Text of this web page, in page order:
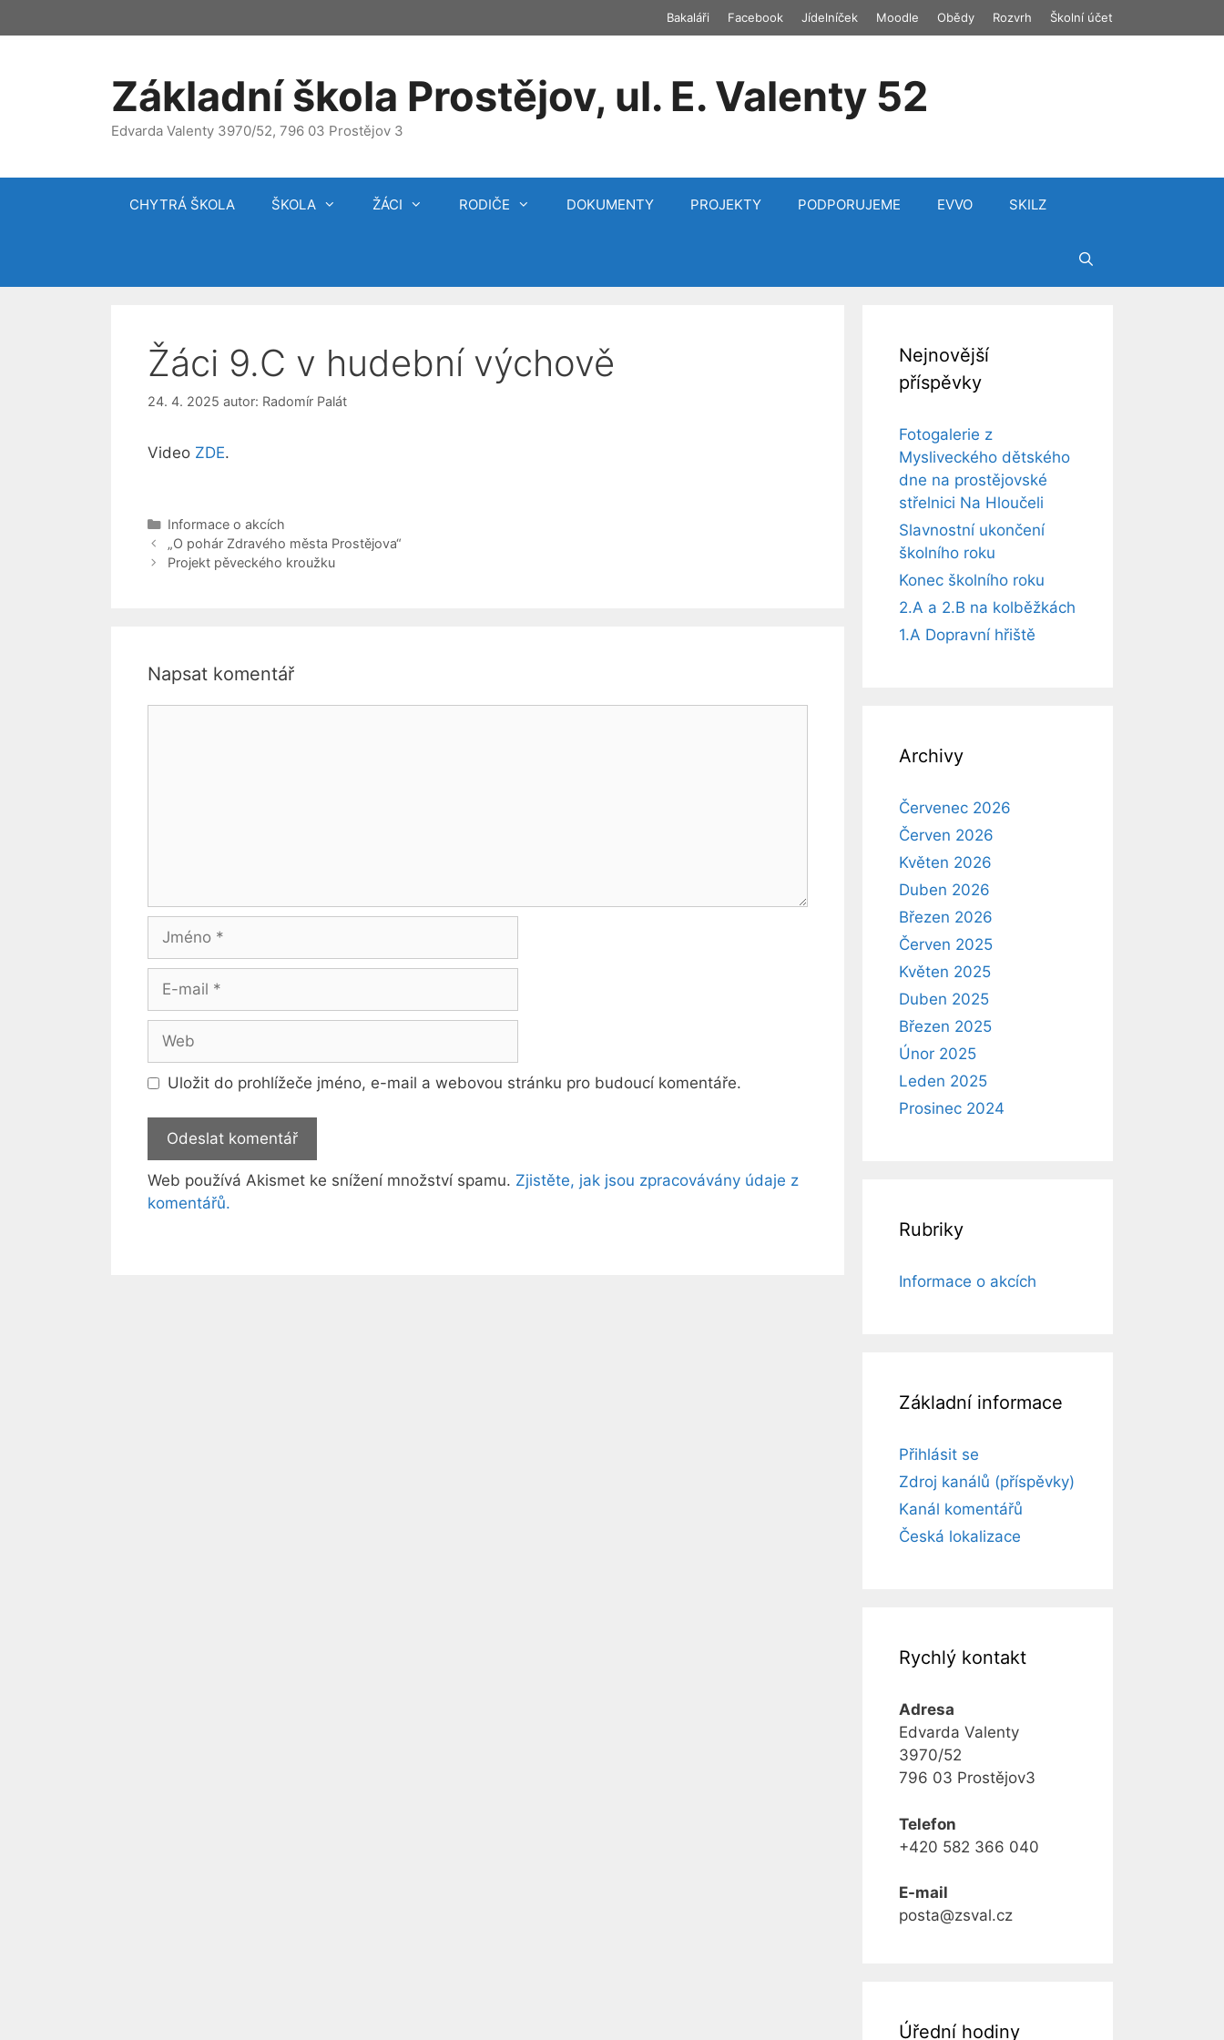
na
Bakaláři Facebook Jídelníček Moodle Obědy Rozvrh Školní účet
Základní škola Prostějov, ul. E. Valenty 52
Edvarda Valenty 3970/52, 796 03 Prostějov 3
CHYTRÁ ŠKOLA ŠKOLA ŽÁCI RODIČE DOKUMENTY PROJEKTY PODPORUJEME EVVO SKILZ
Žáci 9.C v hudební výchově
24. 4. 2025 autor: Radomír Palát
Video ZDE.
Rubriky
Informace o akcích
„O pohár Zdravého města Prostějova“
Projekt pěveckého kroužku
Napsat komentář
Jméno
mail
Uložit do prohlížeče jméno, e-mail a webovou stránku pro budoucí komentáře.
Web používá Akismet ke snížení množství spamu. Zjistěte, jak jsou zpracovávány údaje z
komentářů.
Nejnovější
příspěvky
Fotogalerie z
Mysliveckého dětského
dne na prostějovské
střelnici Na Hloučeli
Slavnostní ukončení
školního roku
Konec školního roku
2.A a 2.B na kolběžkách
1.A Dopravní hřiště
Archivy
Červenec 2026
Červen 2026
Květen 2026
Duben 2026
Březen 2026
Červen 2025
Květen 2025
Duben 2025
Březen 2025
Únor 2025
Leden 2025
Prosinec 2024
Rubriky
Informace o akcích
Základní informace
Přihlásit se
Zdroj kanálů (příspěvky)
Kanál komentářů
Česká lokalizace
Rychlý kontakt
Adresa
Edvarda Valenty
3970/52
796 03 Prostějov3
Telefon
+420 582 366 040
E-mail
posta@zsval.cz
Úřední hodiny